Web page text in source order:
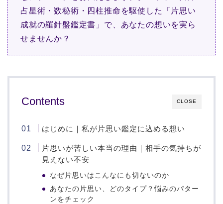
占星術・数秘術・四柱推命を駆使した「片思い
成就の羅針盤鑑定書」で、あなたの想いを実ら
せませんか？
CLOSE
Contents
はじめに｜私が片思い鑑定に込める想い
片思いが苦しい本当の理由｜相手の気持ちが
見えない不安
なぜ片思いはこんなにも切ないのか
あなたの片思い、どのタイプ？悩みのパター
ンをチェック